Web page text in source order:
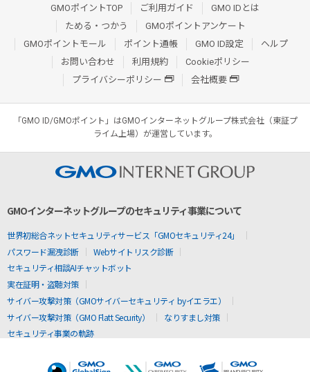
GMOポイントTOP ご利用ガイド
GMO IDとは
ためる・つかう
GMOポイントアンケート
GMOポイントモール
ポイント通帳 GMO ID設定
ヘルプ
お問い合わせ
利用規約
Cookieポリシー
プライバシーポリシー
会社概要
「GMO ID/GMOポイント」はGMOインターネットグループ株式会社（東証プ
ライム上場）が運営しています。
GMOインターネットグループのセキュリティ事業について
世界初総合ネットセキュリティサービス「GMOセキュリティ24」
パスワード漏洩診断
Webサイトリスク診断
セキュリティ相談AIチャットボット
実在証明・盗聴対策
サイバー攻撃対策（GMOサイバーセキュリティ byイエラエ）
サイバー攻撃対策（GMO Flatt Security）
なりすまし対策
セキュリティ事業の軌跡